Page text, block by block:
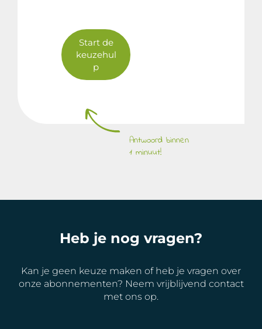
Start de
keuzehul
p
Antwoord binnen
1 minuut!
Heb je nog vragen?
Kan je geen keuze maken of heb je vragen over
onze abonnementen? Neem vrijblijvend contact
met ons op.